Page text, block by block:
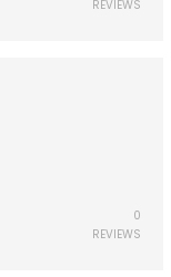
REVIEWS
0
REVIEWS